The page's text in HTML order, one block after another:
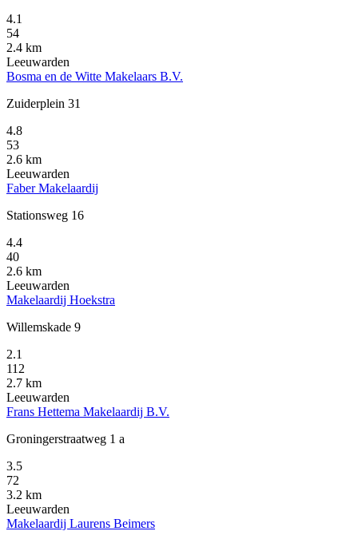
4.1
54
2.4 km
Leeuwarden
Bosma en de Witte Makelaars B.V.
Zuiderplein 31
4.8
53
2.6 km
Leeuwarden
Faber Makelaardij
Stationsweg 16
4.4
40
2.6 km
Leeuwarden
Makelaardij Hoekstra
Willemskade 9
2.1
112
2.7 km
Leeuwarden
Frans Hettema Makelaardij B.V.
Groningerstraatweg 1 a
3.5
72
3.2 km
Leeuwarden
Makelaardij Laurens Beimers